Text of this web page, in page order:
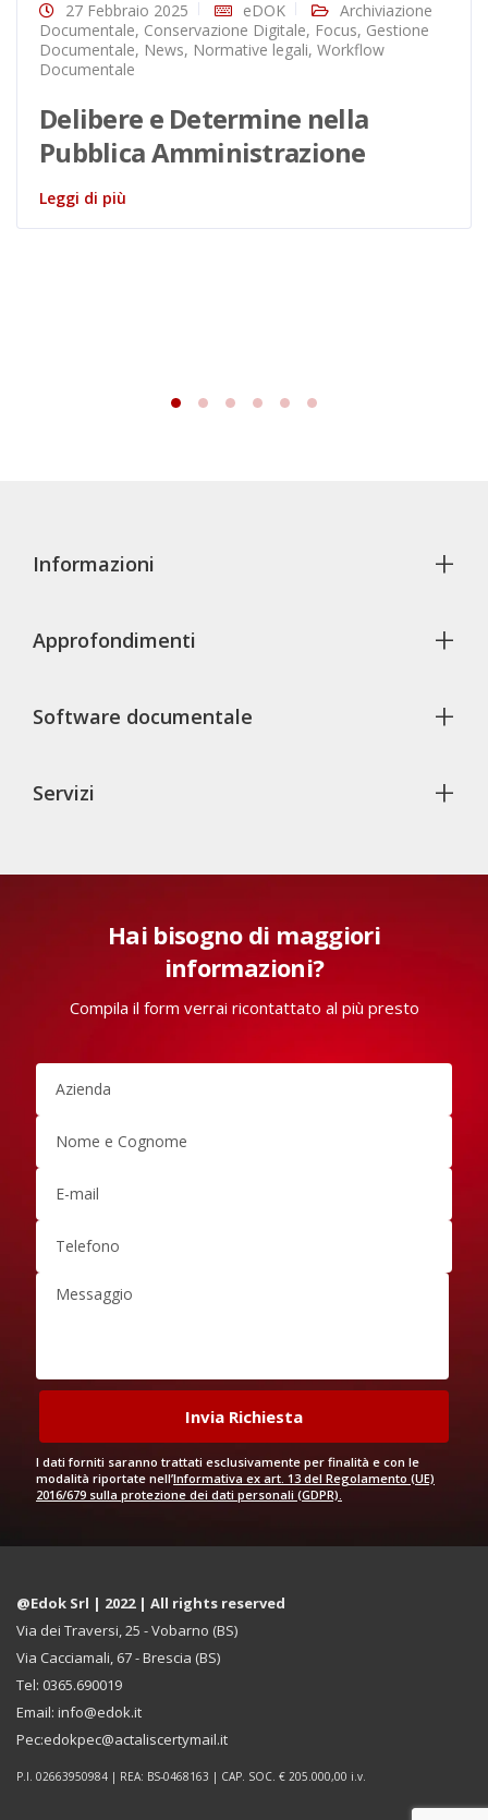
27 Febbraio 2025 eDOK
Archiviazione
Documentale, Conservazione Digitale, Focus, Gestione
Documentale, News, Normative legali, Workflow
Documentale
Delibere e Determine nella
Pubblica Amministrazione
Leggi di più
Informazioni +
Approfondimenti +
Software documentale +
Servizi +
Hai bisogno di maggiori
informazioni?
Compila il form verrai ricontattato al più presto
I dati forniti saranno trattati esclusivamente per finalità e con le
modalità riportate nell’Informativa ex art. 13 del Regolamento (UE)
2016/679 sulla protezione dei dati personali (GDPR).
@Edok Srl | 2022 | All rights reserved
Via dei Traversi, 25 - Vobarno (BS)
Via Cacciamali, 67 - Brescia (BS)
Tel: 0365.690019
Email: info@edok.it
Pec:edokpec@actaliscertymail.it
P.I. 02663950984 | REA: BS-0468163 | CAP. SOC. € 205.000,00 i.v.